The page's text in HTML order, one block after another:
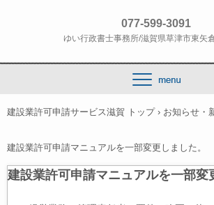
077-599-3091
ゆい行政書士事務所/滋賀県草津市東矢
建設業許可申請サービス滋賀 トップ › お知らせ・
建設業許可申請マニュアルを一部変更しました。
建設業許可申請マニュアルを一部変